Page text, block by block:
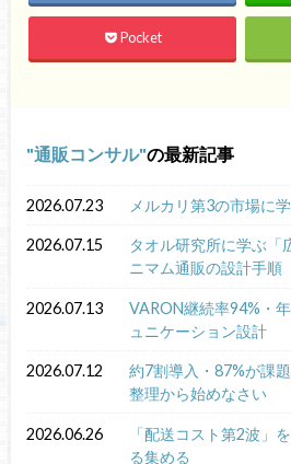
Pocket
通販コンサル の最新記事
2026.07.23 メルカリ第3の市場に
2026.07.15
タオル研究所に学ぶ「
ニマム通販の設計手順
2026.07.13
VARON継続率94%・
ュニケーション設計
2026.07.12
約7割導入・87%が課
整理から始めなさい
2026.06.26
「配送コスト第2波」
る集める